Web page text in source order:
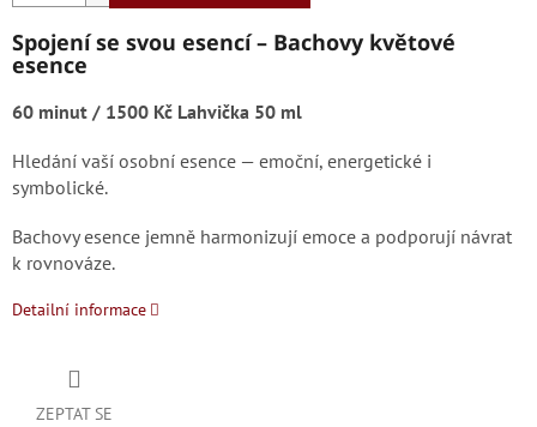
Spojení se svou esencí – Bachovy květové
esence
60 minut / 1500 Kč Lahvička 50 ml
Hledání vaší osobní esence — emoční, energetické i
symbolické.
Bachovy esence jemně harmonizují emoce a podporují návrat
k rovnováze.
Detailní informace
ZEPTAT SE